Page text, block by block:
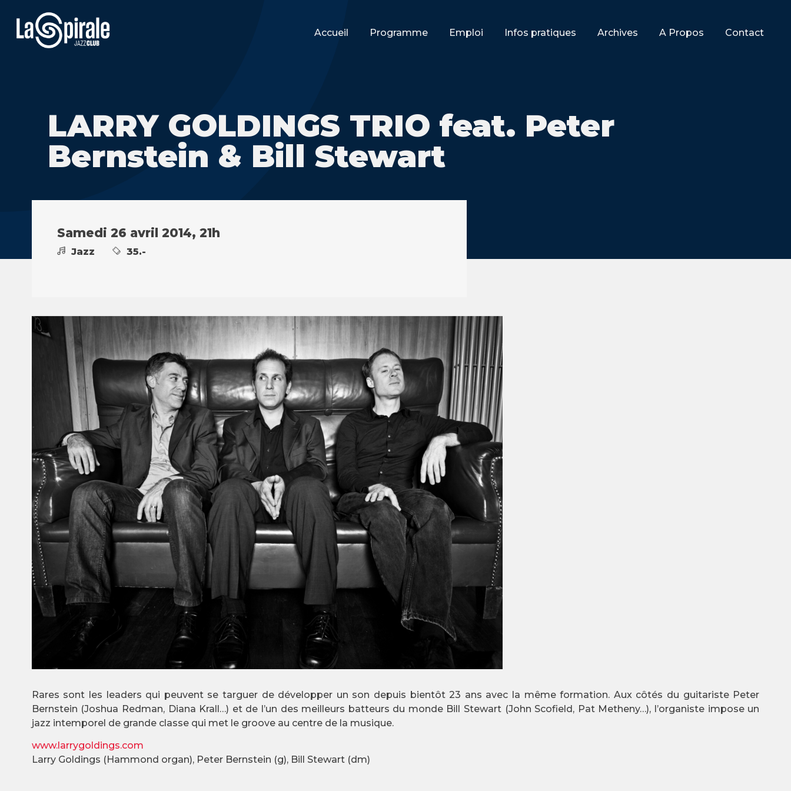
Accueil Programme Emploi Infos pratiques Archives A Propos Contact
LARRY GOLDINGS TRIO feat. Peter
Bernstein & Bill Stewart
Samedi 26 avril 2014, 21h
Jazz 35.-
Rares sont les leaders qui peuvent se targuer de développer un son depuis bientôt 23 ans avec la même formation. Aux côtés du guitariste Peter
Bernstein (Joshua Redman, Diana Krall…) et de l’un des meilleurs batteurs du monde Bill Stewart (John Scofield, Pat Metheny…), l’organiste impose un
jazz intemporel de grande classe qui met le groove au centre de la musique.
www.larrygoldings.com
Larry Goldings (Hammond organ), Peter Bernstein (g), Bill Stewart (dm)